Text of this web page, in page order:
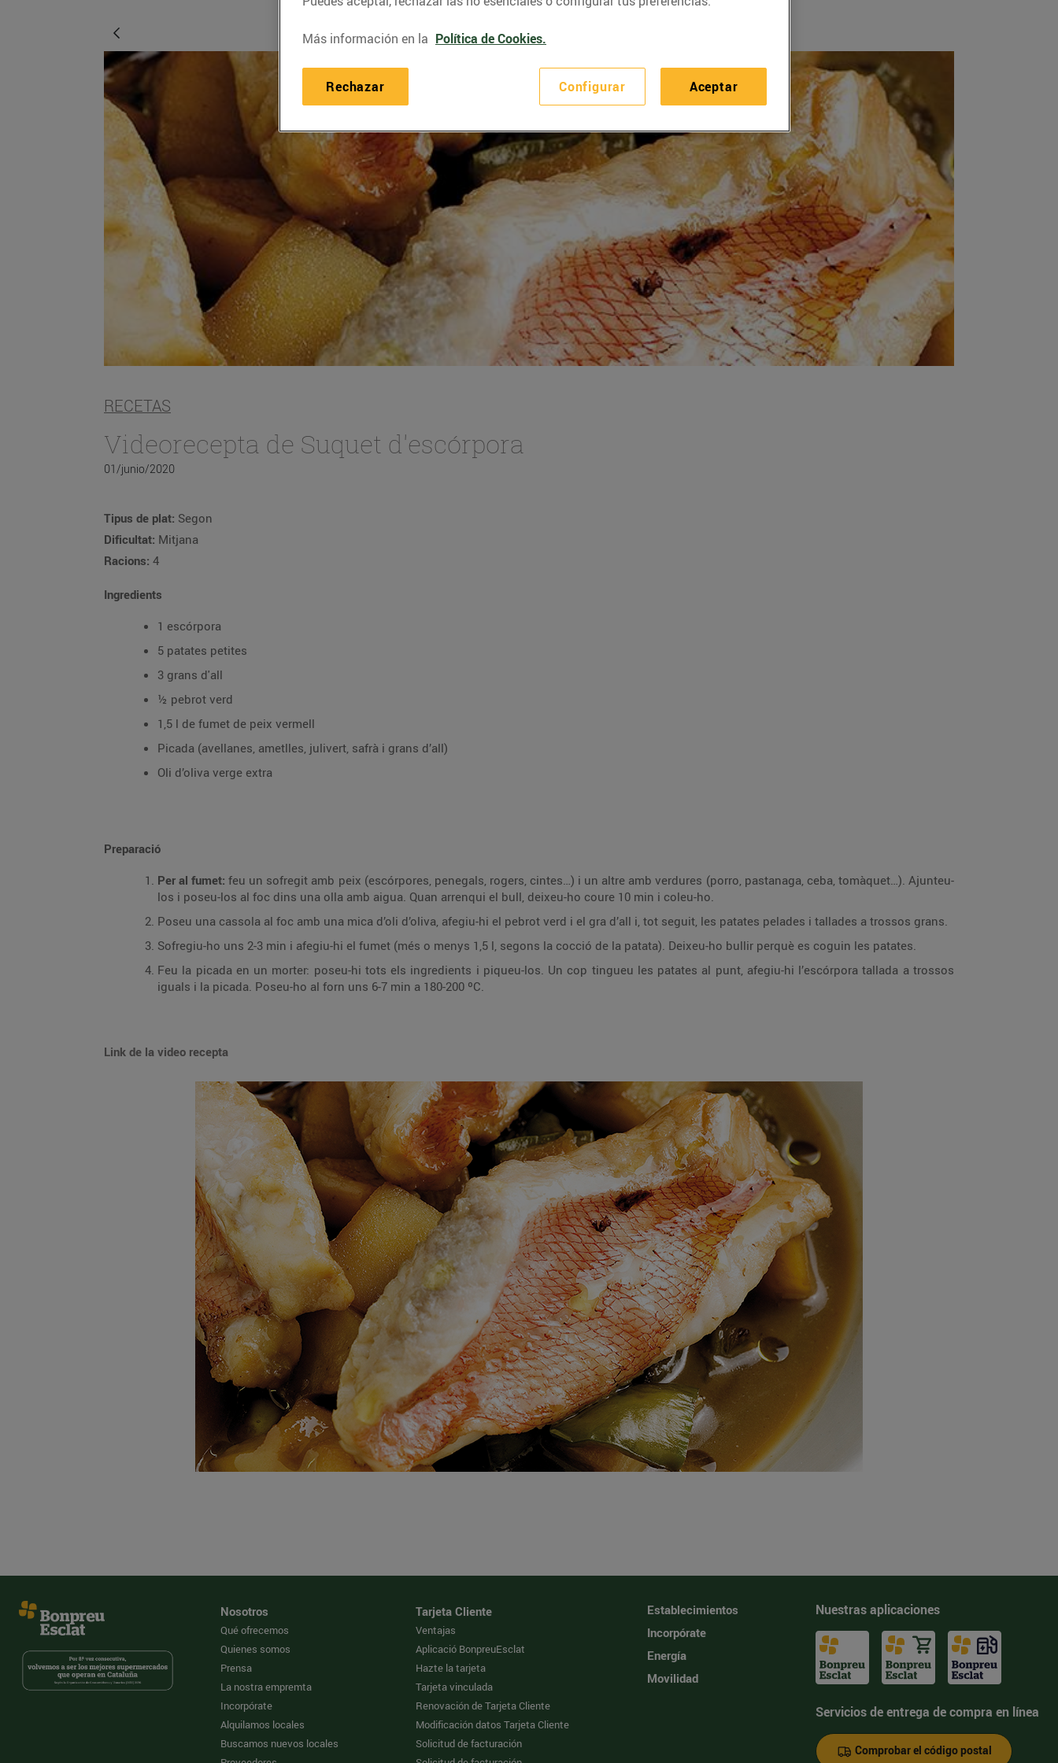
RECETAS
Videorecepta de Suquet d'escórpora
01/junio/2020
Tipus de plat: Segon
Dificultat: Mitjana
Racions: 4
Ingredients
1 escórpora
5 patates petites
3 grans d'all
½ pebrot verd
1,5 l de fumet de peix vermell
Picada (avellanes, ametlles, julivert, safrà i grans d’all)
Oli d’oliva verge extra
Preparació
Per al fumet: feu un sofregit amb peix (escórpores, penegals, rogers, cintes…) i un altre amb verdures (porro, pastanaga, ceba, tomàquet…). Ajunteu-
los i poseu-los al foc dins una olla amb aigua. Quan arrenqui el bull, deixeu-ho coure 10 min i coleu-ho.
Poseu una cassola al foc amb una mica d’oli d’oliva, afegiu-hi el pebrot verd i el gra d’all i, tot seguit, les patates pelades i tallades a trossos grans.
Sofregiu-ho uns 2-3 min i afegiu-hi el fumet (més o menys 1,5 l, segons la cocció de la patata). Deixeu-ho bullir perquè es coguin les patates.
Feu la picada en un morter: poseu-hi tots els ingredients i piqueu-los. Un cop tingueu les patates al punt, afegiu-hi l’escórpora tallada a trossos
iguals i la picada. Poseu-ho al forn uns 6-7 min a 180-200 ºC.
Link de la video recepta
Nosotros
Qué ofrecemos
Quienes somos
Prensa
La nostra empremta
Incorpórate
Alquilamos locales
Buscamos nuevos locales
Tarjeta Cliente
Ventajas
Aplicació BonpreuEsclat
Hazte la tarjeta
Tarjeta vinculada
Renovación de Tarjeta Cliente
Modificación datos Tarjeta Cliente
Solicitud de facturación
Establecimientos
Incorpórate
Energía
Movilidad
Nuestras aplicaciones
Servicios de entrega de compra en línea
Comprobar el código postal
Más información en la Política de Cookies.
Configurar
Rechazar Aceptar